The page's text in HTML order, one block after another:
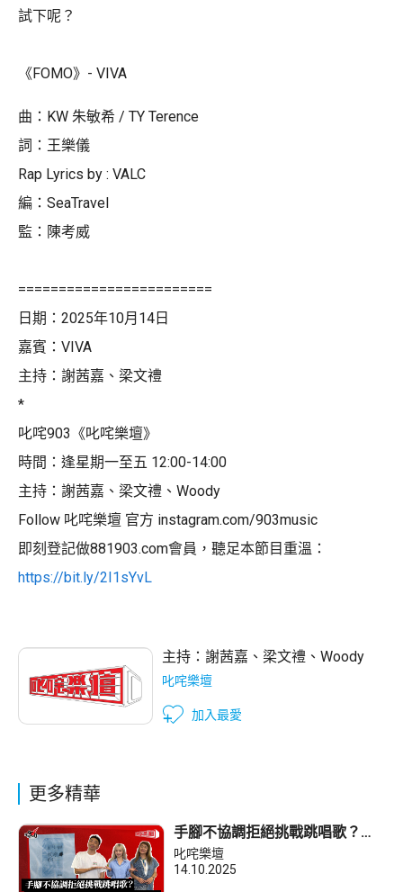
試下呢？
《FOMO》- VIVA
曲：KW 朱敏希 / TY Terence
詞：王樂儀
Rap Lyrics by : VALC
編：SeaTravel
監：陳考威
========================
日期：2025年10月14日
嘉賓：VIVA
主持：謝茜嘉、梁文禮
*
叱咤903《叱咤樂壇》
時間：逢星期一至五 12:00-14:00
主持：謝茜嘉、梁文禮、Woody
Follow 叱咤樂壇 官方 instagram.com/903music
即刻登記做881903.com會員，聽足本節目重溫：
https://bit.ly/2I1sYvL
主持： 謝茜嘉 、 梁文禮 、 Woody
叱咤樂壇
加入最愛
更多精華
手腳不協調拒絕挑戰跳唱歌？
Nancy Kwai：畀人笑跳舞似「返
工」！
叱咤樂壇
14.10.2025